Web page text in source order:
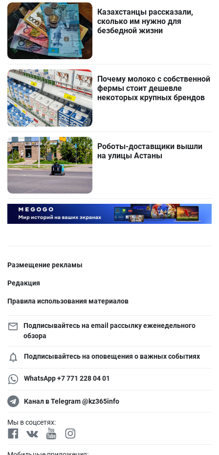
Казахстанцы рассказали,
сколько им нужно для
безбедной жизни
Почему молоко с собственной
фермы стоит дешевле
некоторых крупных брендов
Роботы-доставщики вышли
на улицы Астаны
Размещение рекламы
Редакция
Правила использования материалов
Подписывайтесь на email рассылку еженедельного
обзора
Подписывайтесь на оповещения о важных событиях
WhatsApp +7 771 228 04 01
Канал в Telegram @kz365info
Мы в соцсетях: